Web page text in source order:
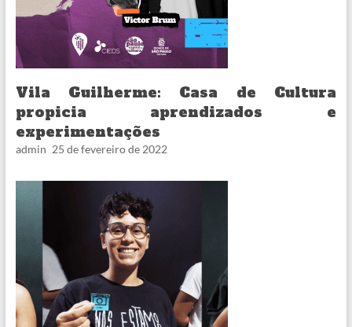
Vila Guilherme: Casa de Cultura
propicia aprendizados e
experimentações
admin 25 de fevereiro de 2022